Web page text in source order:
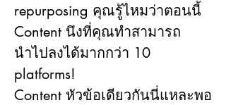
repurposing คุณรู้ไหมว่าตอนนี้
Content นึงที่คุณทำสามารถ
นำไปลงได้มากกว่า 10
platforms!
Content หัวข้อเดียวกันนี่แหละพอ